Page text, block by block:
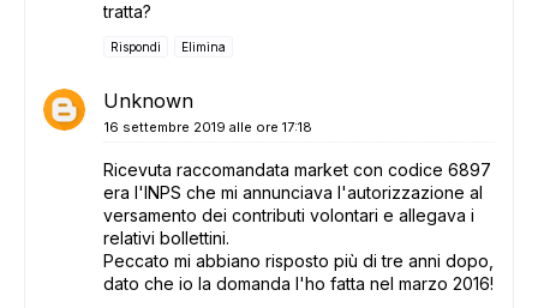
tratta?
Rispondi Elimina
Unknown
16 settembre 2019 alle ore 17:18
Ricevuta raccomandata market con codice 6897
era l'INPS che mi annunciava l'autorizzazione al
versamento dei contributi volontari e allegava i
relativi bollettini.
Peccato mi abbiano risposto più di tre anni dopo,
dato che io la domanda l'ho fatta nel marzo 2016!